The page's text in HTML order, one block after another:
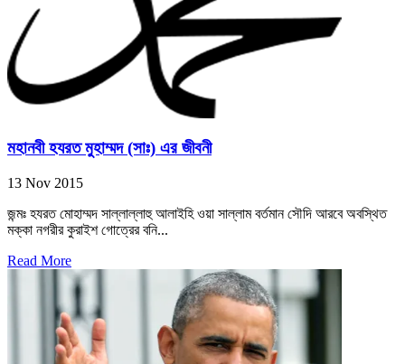
মহানবী হযরত মুহাম্মদ (সাঃ) এর জীবনী
13 Nov 2015
জন্মঃ হযরত মোহাম্মদ সাল্লাল্লাহু আলাইহি ওয়া সাল্লাম বর্তমান সৌদি আরবে অবস্থিত
মক্কা নগরীর কুরাইশ গোত্রের বনি...
Read More